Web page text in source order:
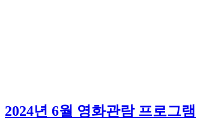
2024년 6월 영화관람 프로그램